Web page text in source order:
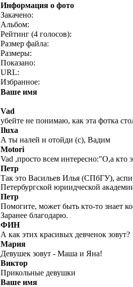
Информация о фото
Закачено:
Альбом:
Рейтинг (4 голосов):
Размер файла:
Размеры:
Показано:
URL:
Избранное:
Ваше имя
Vad
убейте не понимаю, как эта фотка
Iluxa
А ты налей и отойди (с), Вадим
Motori
Vad ,просто всем интересно:"О,а кто
Петр
Так это Васильев Илья (СПбГУ),
Петербургской юриидческой
Петр
Помогите, может быть кто-то знает
Заранее благодарю.
ФИН
А как этих красивых девченок зовут?
Мария
Девушек зовут - Маша и Яна!
Виктор
Прикольные девушки
Ваше имя